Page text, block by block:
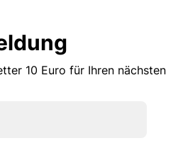
10 Euro für Ihren nächsten